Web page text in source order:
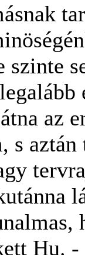
szinte
az
s
Hu. -